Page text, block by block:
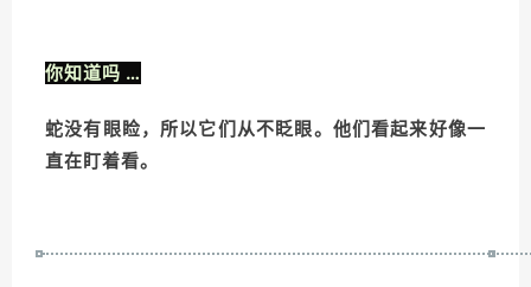
你知道吗 …
蛇没有眼睑，所以它们从不眨眼。他们看起来好像一
直在盯着看。